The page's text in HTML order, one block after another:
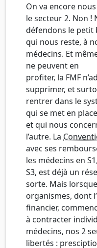
On va encore
le secteur 2. Non !
défendons le petit
qui nous reste, à
médecins. Et
ne peuvent en
profiter, la FMF
supprimer, et
rentrer dans le
qui se met en
et qui nous
l’autre. La
avec ses
les médecins en
S3, est déjà un
sorte. Mais
organismes, dont
financier,
à contracter
médecins, nos 2
libertés :